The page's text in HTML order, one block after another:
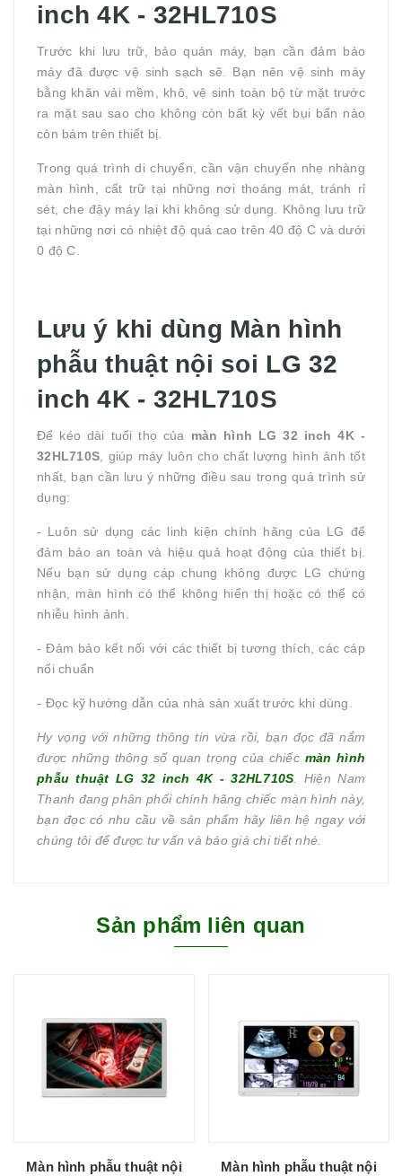
inch 4K - 32HL710S
Trước khi lưu trữ, bảo quản máy, bạn cần đảm bảo
máy đã được vệ sinh sạch sẽ. Bạn nên vệ sinh máy
bằng khăn vải mềm, khô, vệ sinh toàn bộ từ mặt trước
ra mặt sau sao cho không còn bất kỳ vết bụi bẩn nào
còn bám trên thiết bị.
Trong quá trình di chuyển, cần vận chuyển nhẹ nhàng
màn hình, cất trữ tại những nơi thoáng mát, tránh rỉ
sét, che đậy máy lại khi không sử dụng. Không lưu trữ
tại những nơi có nhiệt độ quá cao trên 40 độ C và dưới
0 độ C.
Lưu ý khi dùng Màn hình
phẫu thuật nội soi LG 32
inch 4K - 32HL710S
Để kéo dài tuổi thọ của màn hình LG 32 inch 4K -
32HL710S , giúp máy luôn cho chất lượng hình ảnh tốt
nhất, bạn cần lưu ý những điều sau trong quá trình sử
dụng:
- Luôn sử dụng các linh kiện chính hãng của LG để
đảm bảo an toàn và hiệu quả hoạt động của thiết bị.
Nếu bạn sử dụng cáp chung không được LG chứng
nhận, màn hình có thể không hiển thị hoặc có thể có
nhiễu hình ảnh.
- Đảm bảo kết nối với các thiết bị tương thích, các cáp
nối chuẩn
- Đọc kỹ hướng dẫn của nhà sản xuất trước khi dùng.
Hy vọng với những thông tin vừa rồi, bạn đọc đã nắm
được những thông số quan trọng của chiếc màn hình
phẫu thuật LG 32 inch 4K - 32HL710S . Hiện Nam
Thanh đang phân phối chính hãng chiếc màn hình này,
bạn đọc có nhu cầu về sản phẩm hãy liên hệ ngay với
chúng tôi để được tư vấn và báo giá chi tiết nhé.
Sản phẩm liên quan
Màn hình phẫu thuật nội Màn hình phẫu thuật nội